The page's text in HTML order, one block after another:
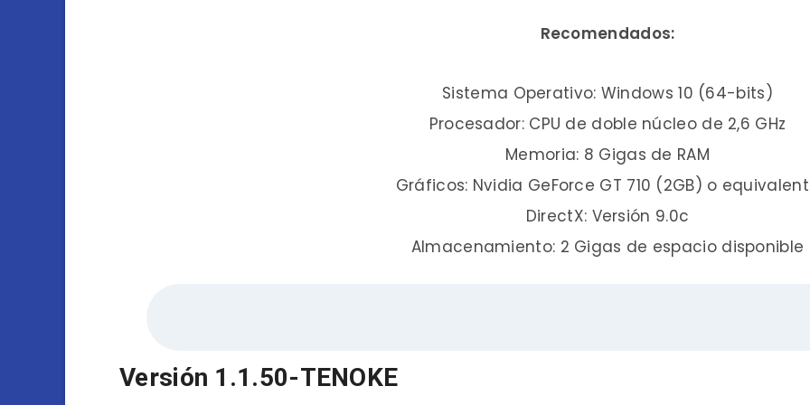
Recomendados:
Sistema Operativo: Windows 10 (64-bits)
Procesador: CPU de doble núcleo de 2,6 GHz
Memoria: 8 Gigas de RAM
Gráficos: Nvidia GeForce GT 710 (2GB) o
DirectX: Versión 9.0c
Almacenamiento: 2 Gigas de espacio disponible
Versión 1.1.50-TENOKE